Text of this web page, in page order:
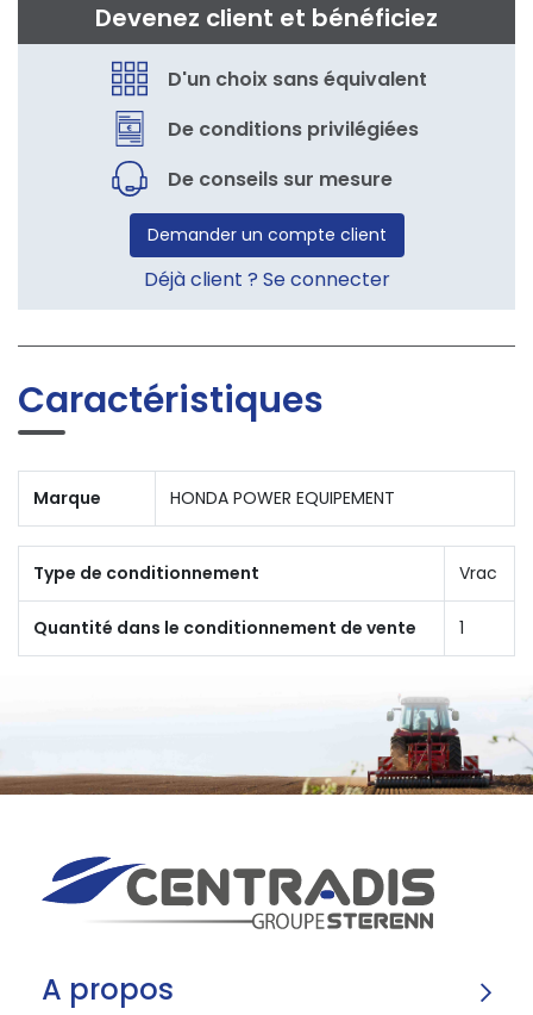
Devenez client et bénéficiez
D'un choix sans équivalent
De conditions privilégiées
De conseils sur mesure
Demander un compte client
Déjà client ? Se connecter
Caractéristiques
Marque HONDA POWER EQUIPEMENT
Type de conditionnement Vrac
Quantité dans le conditionnement de vente 1
A propos